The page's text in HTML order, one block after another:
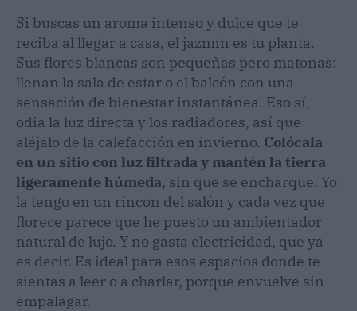
Si buscas un aroma intenso y dulce que te
reciba al llegar a casa, el jazmín es tu planta.
Sus flores blancas son pequeñas pero matonas:
llenan la sala de estar o el balcón con una
sensación de bienestar instantánea. Eso sí,
odia la luz directa y los radiadores, así que
aléjalo de la calefacción en invierno. Colócala
en un sitio con luz filtrada y mantén la tierra
ligeramente húmeda, sin que se encharque. Yo
la tengo en un rincón del salón y cada vez que
florece parece que he puesto un ambientador
natural de lujo. Y no gasta electricidad, que ya
es decir. Es ideal para esos espacios donde te
sientas a leer o a charlar, porque envuelve sin
empalagar.